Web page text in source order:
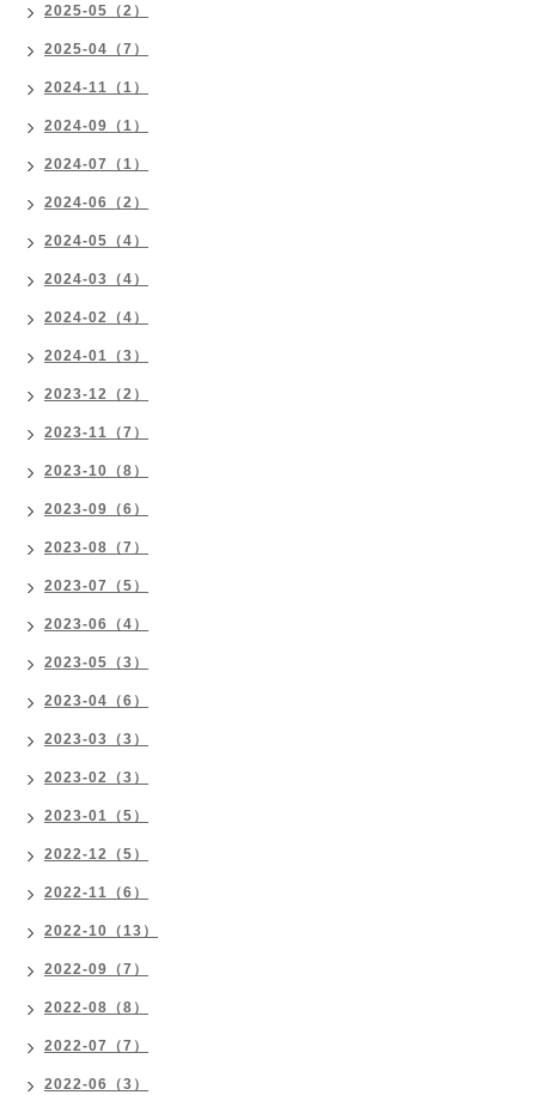
2025-05（2）
2025-04（7）
2024-11（1）
2024-09（1）
2024-07（1）
2024-06（2）
2024-05（4）
2024-03（4）
2024-02（4）
2024-01（3）
2023-12（2）
2023-11（7）
2023-10（8）
2023-09（6）
2023-08（7）
2023-07（5）
2023-06（4）
2023-05（3）
2023-04（6）
2023-03（3）
2023-02（3）
2023-01（5）
2022-12（5）
2022-11（6）
2022-10（13）
2022-09（7）
2022-08（8）
2022-07（7）
2022-06（3）